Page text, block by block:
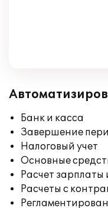
Банк и касса
Завершение
Налоговый учет
Основные
Расчет зарплаты
Расчеты с